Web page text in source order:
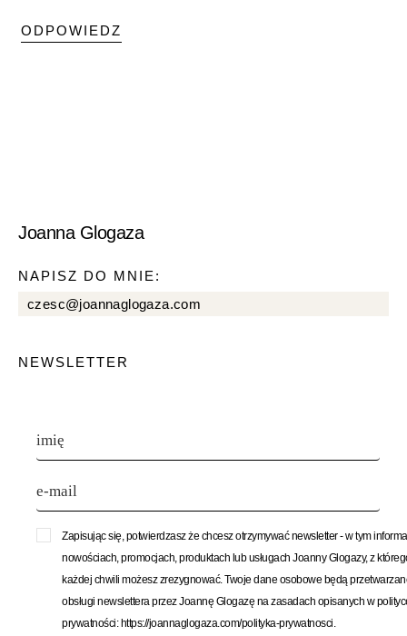
ODPOWIEDZ
Joanna Glogaza
NAPISZ DO MNIE:
czesc@joannaglogaza.com
NEWSLETTER
Zapisując się, potwierdzasz że chcesz otrzymywać newsletter - w tym
nowościach, promocjach, produktach lub usługach Joanny Glogazy, z
każdej chwili możesz zrezygnować. Twoje dane osobowe będą
obsługi newslettera przez Joannę Glogazę na zasadach opisanych w
prywatności: https://joannaglogaza.com/polityka-prywatnosci.